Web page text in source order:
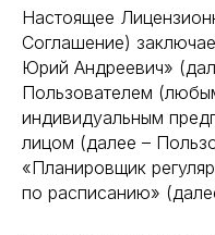
Настоящее
Соглашение)
Юрий Андреевич»
Пользователем
индивидуальным
лицом (далее –
«Планировщик
по расписанию»